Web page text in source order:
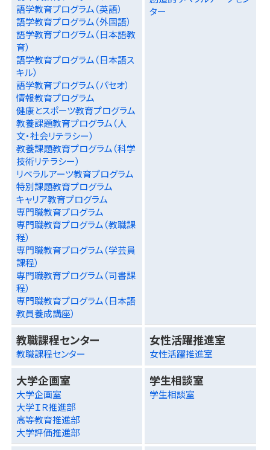
語学教育プログラム（英語）
語学教育プログラム（外国語）
語学教育プログラム（日本語教
育）
語学教育プログラム（日本語ス
キル）
語学教育プログラム（パセオ）
情報教育プログラム
健康とスポーツ教育プログラム
教養課題教育プログラム（人
文・社会リテラシー）
教養課題教育プログラム（科学
技術リテラシー）
リベラルアーツ教育プログラム
特別課題教育プログラム
キャリア教育プログラム
専門職教育プログラム
専門職教育プログラム（教職課
程）
専門職教育プログラム（学芸員
課程）
専門職教育プログラム（司書課
程）
専門職教育プログラム（日本語
教員養成講座）
ター
教職課程センター
教職課程センター
女性活躍推進室
女性活躍推進室
大学企画室
大学企画室
大学ＩＲ推進部
高等教育推進部
大学評価推進部
学生相談室
学生相談室